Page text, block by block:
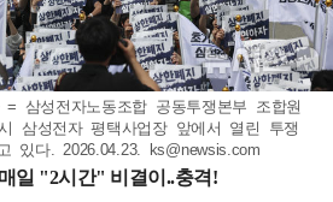
삼성전자노동조합 공동투쟁본부 조합원
삼성전자 평택사업장 앞에서 열린 투쟁
있다. 2026.04.23. ks@newsis.com